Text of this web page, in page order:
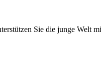
Sie die junge Welt